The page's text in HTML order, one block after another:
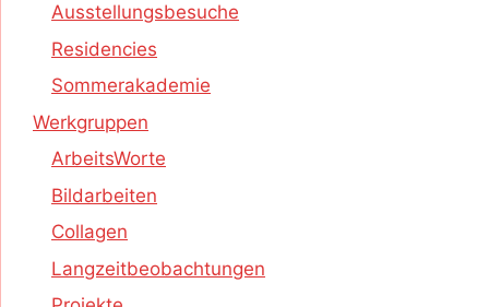
Ausstellungsbesuche
Residencies
Sommerakademie
Werkgruppen
ArbeitsWorte
Bildarbeiten
Collagen
Langzeitbeobachtungen